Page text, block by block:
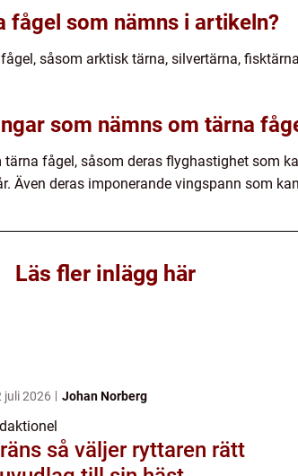
fågel som nämns i artikeln?
såsom arktisk tärna, silvertärna,
som nämns om tärna
fågel, såsom deras flyghastighet som
Även deras imponerande vingspann som
Läs fler inlägg här
juli 2026 Johan Norberg
väljer ryttaren rätt